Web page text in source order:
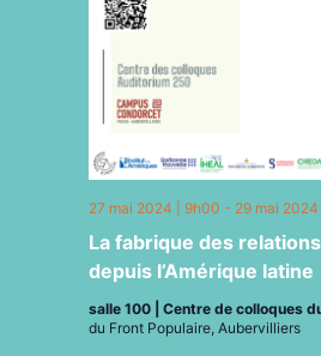
La fabrique des
depuis l’Amérique latine
27 mai 2024 | 9h00 - 29 mai
salle 100 | Centre de colloques
du Front Populaire, Aubervilliers